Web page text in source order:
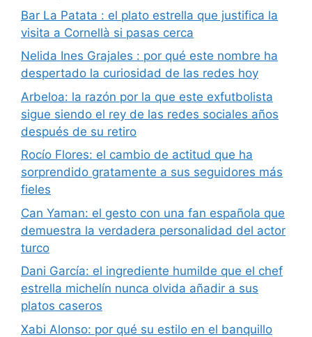
Bar La Patata : el plato estrella que justifica la
visita a Cornellà si pasas cerca
Nelida Ines Grajales : por qué este nombre ha
despertado la curiosidad de las redes hoy
Arbeloa: la razón por la que este exfutbolista
sigue siendo el rey de las redes sociales años
después de su retiro
Rocío Flores: el cambio de actitud que ha
sorprendido gratamente a sus seguidores más
fieles
Can Yaman: el gesto con una fan española que
demuestra la verdadera personalidad del actor
turco
Dani García: el ingrediente humilde que el chef
estrella michelín nunca olvida añadir a sus
platos caseros
Xabi Alonso: por qué su estilo en el banquillo